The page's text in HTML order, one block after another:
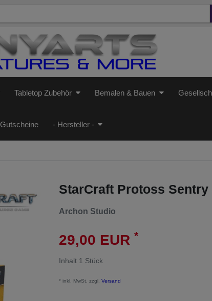
Tabletop Zubehör Bemalen & Bauen
Gutscheine - Hersteller -
StarCraft Protoss
Archon Studio
29,00 EUR *
Inhalt 1 Stück
* inkl. MwSt. zzgl. Versand